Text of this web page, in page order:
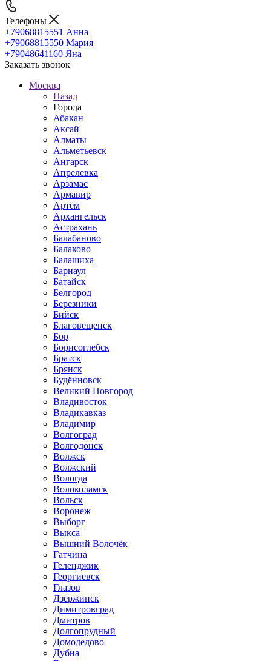
Телефоны
+79068815551 Анна
+79068815550 Мария
+79048641160 Яна
Заказать звонок
Москва
Назад
Города
Абакан
Аксай
Алматы
Альметьевск
Ангарск
Апрелевка
Арзамас
Армавир
Артём
Архангельск
Астрахань
Балабаново
Балаково
Балашиха
Барнаул
Батайск
Белгород
Березники
Бийск
Благовещенск
Бор
Борисоглебск
Братск
Брянск
Будённовск
Великий Новгород
Владивосток
Владикавказ
Владимир
Волгоград
Волгодонск
Волжск
Волжский
Вологда
Волоколамск
Вольск
Воронеж
Выборг
Выкса
Вышний Волочёк
Гатчина
Геленджик
Георгиевск
Глазов
Дзержинск
Димитровград
Дмитров
Долгопрудный
Домодедово
Дубна